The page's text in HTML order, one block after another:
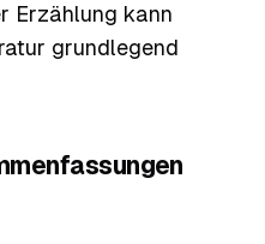
Erzählung kann
grundlegend